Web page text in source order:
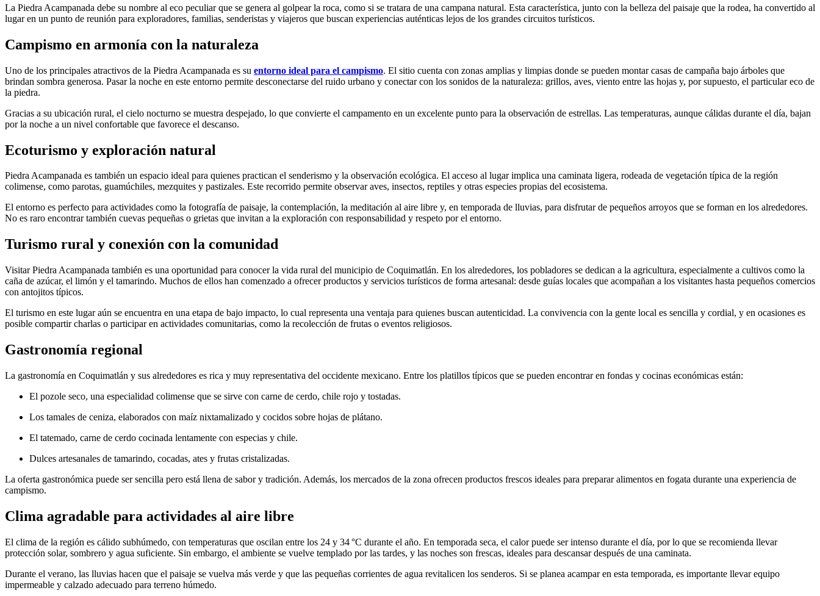
La Piedra Acampanada debe su nombre al eco peculiar que se genera al golpear la roca, como si se tratara de una campana natural. Esta característica, junto con la belleza del paisaje que la rodea, ha convertido al
lugar en un punto de reunión para exploradores, familias, senderistas y viajeros que buscan experiencias auténticas lejos de los grandes circuitos turísticos.
Campismo en armonía con la naturaleza
Uno de los principales atractivos de la Piedra Acampanada es su entorno ideal para el campismo. El sitio cuenta con zonas amplias y limpias donde se pueden montar casas de campaña bajo árboles que
brindan sombra generosa. Pasar la noche en este entorno permite desconectarse del ruido urbano y conectar con los sonidos de la naturaleza: grillos, aves, viento entre las hojas y, por supuesto, el particular eco de
la piedra.
Gracias a su ubicación rural, el cielo nocturno se muestra despejado, lo que convierte el campamento en un excelente punto para la observación de estrellas. Las temperaturas, aunque cálidas durante el día, bajan
por la noche a un nivel confortable que favorece el descanso.
Ecoturismo y exploración natural
Piedra Acampanada es también un espacio ideal para quienes practican el senderismo y la observación ecológica. El acceso al lugar implica una caminata ligera, rodeada de vegetación típica de la región
colimense, como parotas, guamúchiles, mezquites y pastizales. Este recorrido permite observar aves, insectos, reptiles y otras especies propias del ecosistema.
El entorno es perfecto para actividades como la fotografía de paisaje, la contemplación, la meditación al aire libre y, en temporada de lluvias, para disfrutar de pequeños arroyos que se forman en los alrededores.
No es raro encontrar también cuevas pequeñas o grietas que invitan a la exploración con responsabilidad y respeto por el entorno.
Turismo rural y conexión con la comunidad
Visitar Piedra Acampanada también es una oportunidad para conocer la vida rural del municipio de Coquimatlán. En los alrededores, los pobladores se dedican a la agricultura, especialmente a cultivos como la
caña de azúcar, el limón y el tamarindo. Muchos de ellos han comenzado a ofrecer productos y servicios turísticos de forma artesanal: desde guías locales que acompañan a los visitantes hasta pequeños comercios
con antojitos típicos.
El turismo en este lugar aún se encuentra en una etapa de bajo impacto, lo cual representa una ventaja para quienes buscan autenticidad. La convivencia con la gente local es sencilla y cordial, y en ocasiones es
posible compartir charlas o participar en actividades comunitarias, como la recolección de frutas o eventos religiosos.
Gastronomía regional
La gastronomía en Coquimatlán y sus alrededores es rica y muy representativa del occidente mexicano. Entre los platillos típicos que se pueden encontrar en fondas y cocinas económicas están:
El pozole seco, una especialidad colimense que se sirve con carne de cerdo, chile rojo y tostadas.
Los tamales de ceniza, elaborados con maíz nixtamalizado y cocidos sobre hojas de plátano.
El tatemado, carne de cerdo cocinada lentamente con especias y chile.
Dulces artesanales de tamarindo, cocadas, ates y frutas cristalizadas.
La oferta gastronómica puede ser sencilla pero está llena de sabor y tradición. Además, los mercados de la zona ofrecen productos frescos ideales para preparar alimentos en fogata durante una experiencia de
campismo.
Clima agradable para actividades al aire libre
El clima de la región es cálido subhúmedo, con temperaturas que oscilan entre los 24 y 34 °C durante el año. En temporada seca, el calor puede ser intenso durante el día, por lo que se recomienda llevar
protección solar, sombrero y agua suficiente. Sin embargo, el ambiente se vuelve templado por las tardes, y las noches son frescas, ideales para descansar después de una caminata.
Durante el verano, las lluvias hacen que el paisaje se vuelva más verde y que las pequeñas corrientes de agua revitalicen los senderos. Si se planea acampar en esta temporada, es importante llevar equipo
impermeable y calzado adecuado para terreno húmedo.